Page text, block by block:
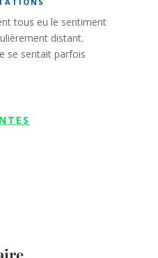
tous eu le sentiment
distant.
se sentait parfois